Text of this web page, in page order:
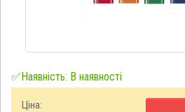
✅Наявність: В наявності
Ціна: